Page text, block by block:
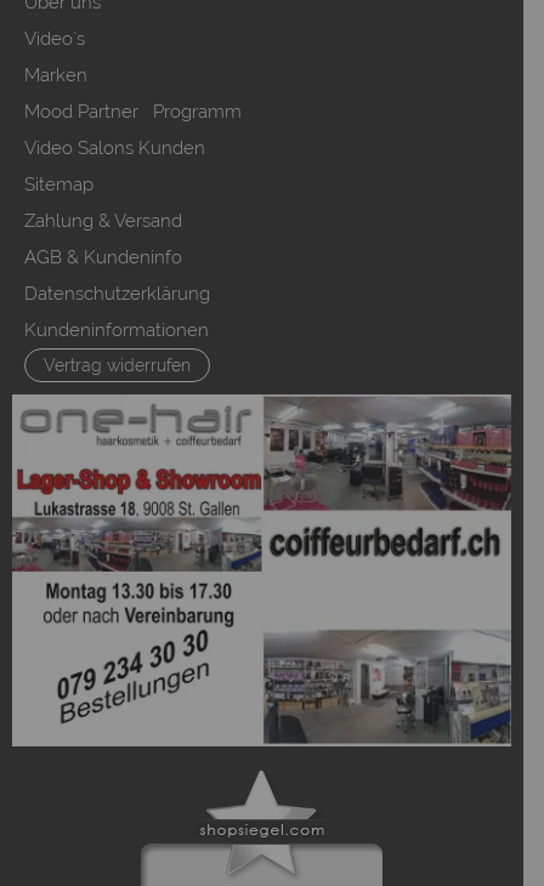
Video`s
Marken
Mood Partner Programm
Video Salons Kunden
Sitemap
Zahlung & Versand
AGB & Kundeninfo
Datenschutzerklärung
Kundeninformationen
Vertrag widerrufen